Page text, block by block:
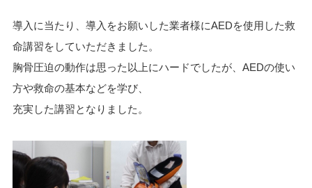
導入に当たり、導入をお願いした業者様にAEDを使用した救
命講習をしていただきました。
胸骨圧迫の動作は思った以上にハードでしたが、AEDの使い
方や救命の基本などを学び、
充実した講習となりました。